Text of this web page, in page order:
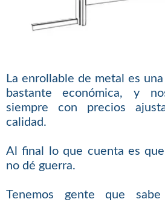
La enrollable de metal es
bastante económica, y
siempre con precios
calidad.
Al final lo que cuenta es
no dé guerra.
Tenemos gente que